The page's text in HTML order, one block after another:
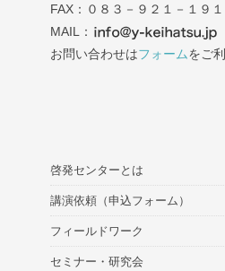
FAX：０８３－９２１－１９１
MAIL：
お問い合わせはフォームをご
啓発センターとは
講演依頼（申込フォーム）
フィールドワーク
セミナー・研究会